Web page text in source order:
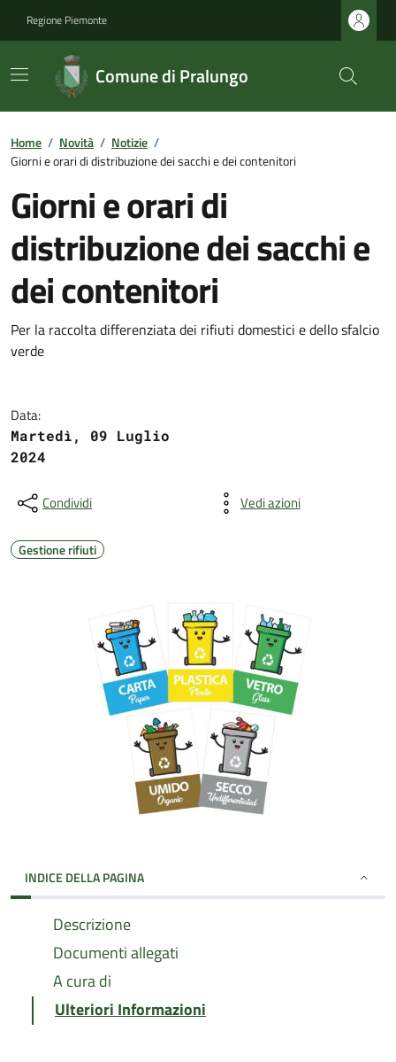
Regione Piemonte
Comune di Pralungo
Home / Novità / Notizie /
Giorni e orari di distribuzione dei sacchi e dei contenitori
Giorni e orari di
distribuzione dei sacchi e
dei contenitori
Per la raccolta differenziata dei rifiuti domestici e dello sfalcio
verde
Data:
Martedì, 09 Luglio
2024
Condividi Vedi azioni
Gestione rifiuti
INDICE DELLA PAGINA
Descrizione
Documenti allegati
A cura di
Ulteriori Informazioni